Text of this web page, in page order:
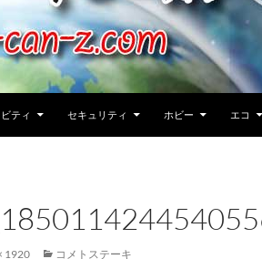
ティ セキュリティ ホビー エコ
1920 コメトステーキ